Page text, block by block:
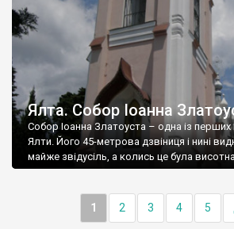
Ялта. Собор Іоанна
Собор Іоанна Златоуста – одна із
Ялти. Його 45-метрова дзвіниця і нині
майже звідусіль, а колись це була
1 2 3 4 5